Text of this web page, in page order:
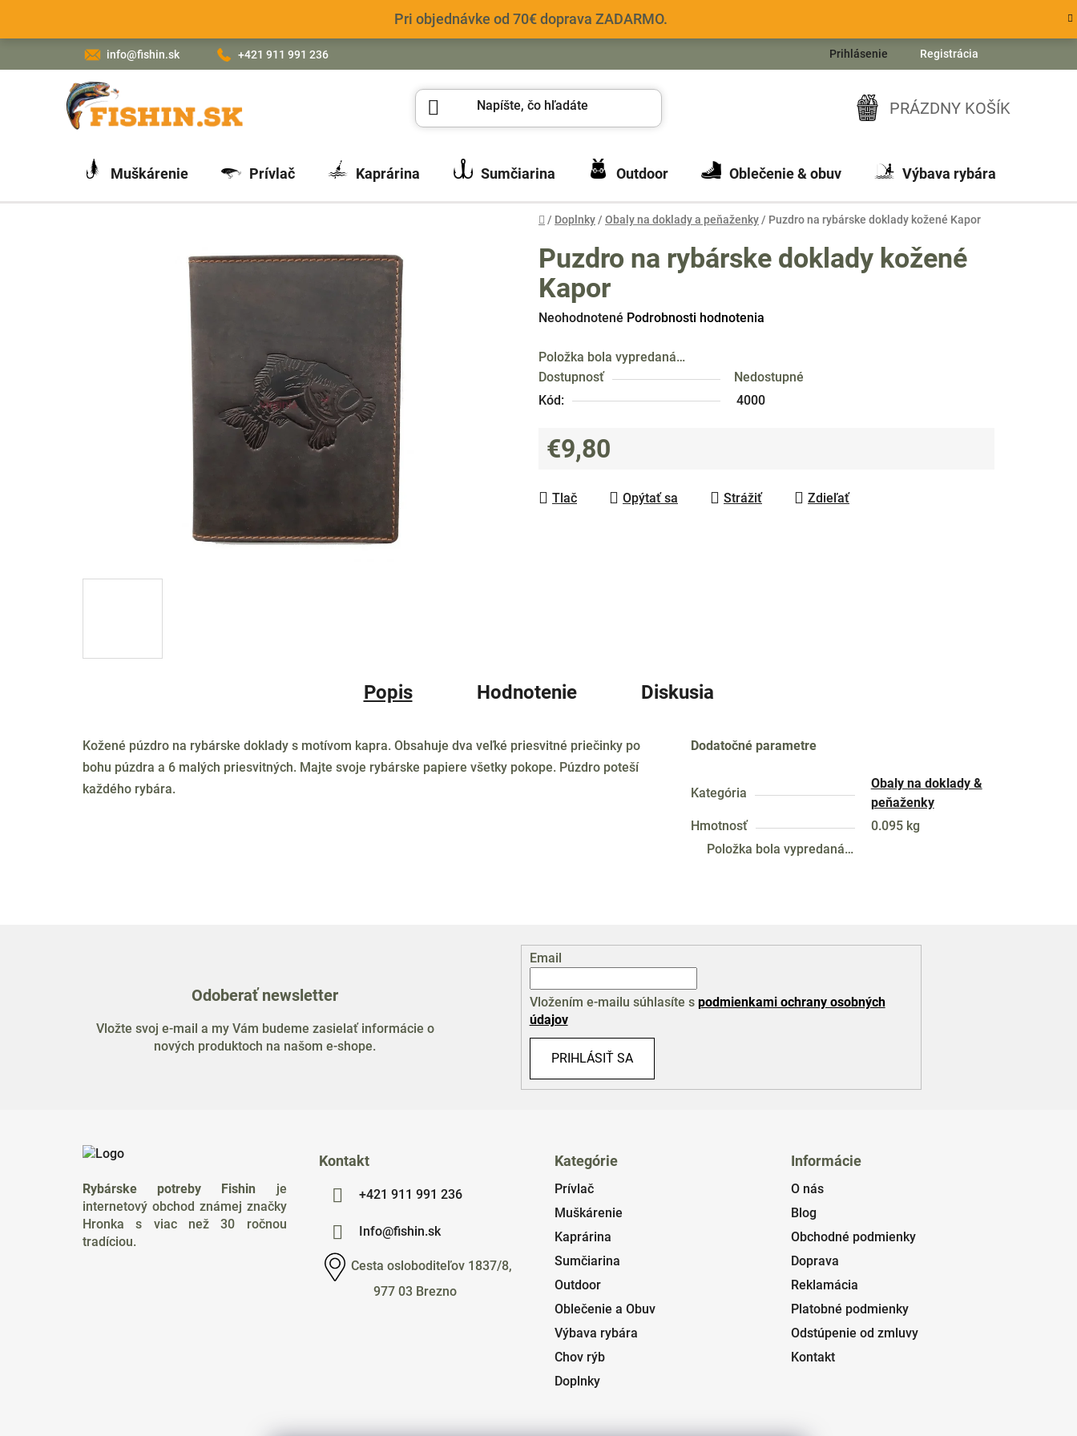
obsah
Pri objednávke od 70€ doprava ZADARMO.
info@fishin.sk +421 911 991 236 Prihlásenie Registrácia
NÁKUPNÝ
KOŠÍK
PRÁZDNY KOŠÍK
Muškárenie Prívlač Kaprárina Sumčiarina Outdoor Oblečenie & obuv Výbava rybára
Domov
/ Doplnky / Obaly na doklady a peňaženky / Puzdro na rybárske doklady kožené Kapor
Puzdro na rybárske doklady kožené
Kapor
Priemerné
produktu
je
0,0
Neohodnotené Podrobnosti hodnotenia
Položka bola vypredaná…
Dostupnosť
Nedostupné
Kód:
4000
€9,80
Tlač
Opýtať sa Strážiť Zdieľať
Popis Hodnotenie Diskusia
Kožené púzdro na rybárske doklady s motívom kapra. Obsahuje dva veľké priesvitné priečinky po
bohu púzdra a 6 malých priesvitných. Majte svoje rybárske papiere všetky pokope. Púzdro poteší
každého rybára.
Dodatočné parametre
Kategória
Obaly na doklady &
peňaženky
Hmotnosť
0.095 kg
Položka bola vypredaná…
Odoberať newsletter
Vložte svoj e-mail a my Vám budeme zasielať informácie o
nových produktoch na našom e-shope.
Email
Vložením e-mailu súhlasíte s podmienkami ochrany osobných
údajov
PRIHLÁSIŤ SA
Rybárske potreby Fishin je
internetový obchod známej značky
Hronka s viac než 30 ročnou
tradíciou.
Kontakt
+421 911 991 236
Info@fishin.sk
Cesta osloboditeľov 1837/8,
977 03 Brezno
Kategórie
Prívlač
Muškárenie
Kaprárina
Sumčiarina
Outdoor
Oblečenie a Obuv
Výbava rybára
Chov rýb
Doplnky
Informácie
O nás
Blog
Obchodné podmienky
Doprava
Reklamácia
Platobné podmienky
Odstúpenie od zmluvy
Kontakt